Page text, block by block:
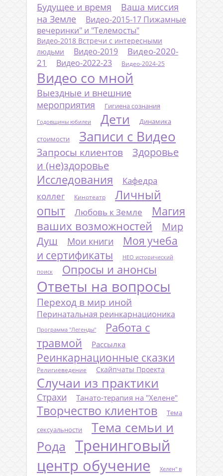
Будущее и время
Ваша миссия
на Земле
Видео-2015-17 Пижамные
вечеринки" и "Телемосты"
Видео-2018 Встречи с интересными
людьми
Видео-2019
Видео-2020-
21
Видео-2022-23 Видео-2024-25
Видео со мной
Выездные и внешние
мероприятия
Гигиена сознания
Годовщины юбилеи Дети
Динамика
стоимости
Записи с Видео
Запросы клиентов
Здоровье
и (не)здоровье
Исследования
Кафедра
коллег
Кинотеатр
Личный
опыт
Любовь к Земле
Магия
ваших возможностей
Мир
Душ
Мои книги
Моя учеба
и сертификаты
НЕО исторический
поиск Опросы и анонсы
Ответы на вопросы
Переход в мир иной
Перинатальная реинкарнационика
Программа "Легенды"
Работа с
травмой
Рассылка
Реинкарнационные сказки
Религиеведение Скайпчаты Проекта
Случаи из практики
Страхи Танато-терапия на "Хелене"
Творчество клиентов
Тема
сексуальности
Тема семьи и
Рода
Тренинговый
центр обучение
Хелен" в